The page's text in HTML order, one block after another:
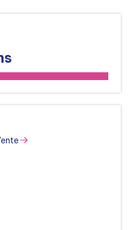
marketing
Marketing
spécialité Marketing
spécialité
spécialité
spécialité
et International,
Marketing et